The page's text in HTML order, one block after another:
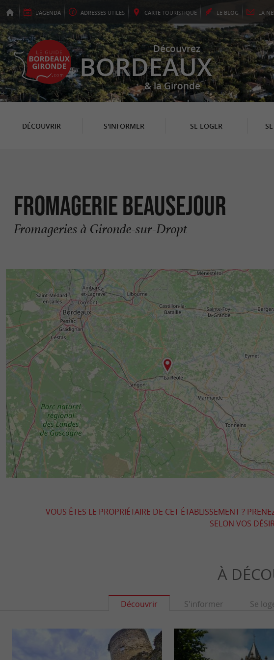
L'AGENDA ADRESSES UTILES CARTE TOURISTIQUE LE BLOG LA
Découvrez
BORDEAUX
& la Gironde
DÉCOUVRIR S'INFORMER SE LOGER
Fromagerie Beausejour
Fromageries à Gironde-sur-Dropt
VOUS ÊTES LE PROPRIÉTAIRE DE CET ÉTABLISSEMENT ?
SELON VOS
À
Découvrir S'informer Se